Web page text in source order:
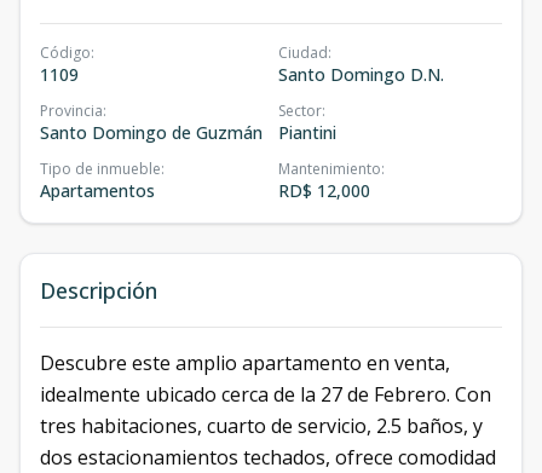
Código:
1109
Ciudad:
Santo Domingo D.N.
Provincia:
Santo Domingo de Guzmán
Sector:
Piantini
Tipo de inmueble:
Apartamentos
Mantenimiento:
RD$ 12,000
Descripción
Descubre este amplio apartamento en venta,
idealmente ubicado cerca de la 27 de Febrero. Con
tres habitaciones, cuarto de servicio, 2.5 baños, y
dos estacionamientos techados, ofrece comodidad